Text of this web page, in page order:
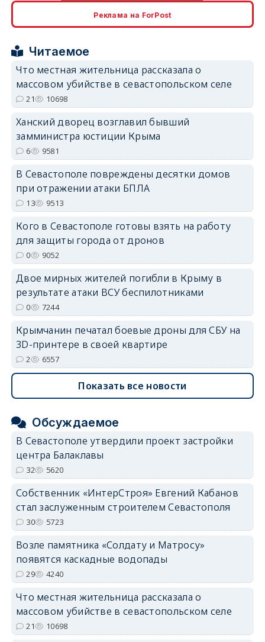
Реклама на ForPost
Читаемое
Что местная жительница рассказала о
массовом убийстве в севастопольском селе
21 10698
Ханский дворец возглавил бывший
замминистра юстиции Крыма
6 9581
В Севастополе повреждены десятки домов
при отражении атаки БПЛА
13 9513
Кого в Севастополе готовы взять на работу
для защиты города от дронов
0 9052
Двое мирных жителей погибли в Крыму в
результате атаки ВСУ беспилотниками
0 7244
Крымчанин печатал боевые дроны для СБУ на
3D-принтере в своей квартире
2 6557
Показать все новости
Обсуждаемое
В Севастополе утвердили проект застройки
центра Балаклавы
32 5620
Собственник «ИнтерСтроя» Евгений Кабанов
стал заслуженным строителем Севастополя
30 5723
Возле памятника «Солдату и Матросу»
появятся каскадные водопады
29 4240
Что местная жительница рассказала о
массовом убийстве в севастопольском селе
21 10698